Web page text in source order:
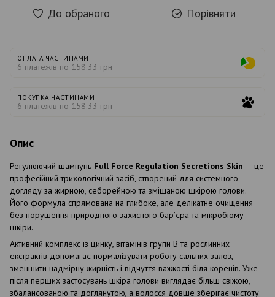
До обраного Порівняти
ОПЛАТА ЧАСТИНАМИ
6 платежів по 158.33 грн
ПОКУПКА ЧАСТИНАМИ
6 платежів по 158.33 грн
Опис
Регулюючий шампунь Full Force Regulation Secretions Skin — це
професійний трихологічний засіб, створений для системного
догляду за жирною, себорейною та змішаною шкірою голови.
Його формула спрямована на глибоке, але делікатне очищення
без порушення природного захисного бар’єра та мікробіому
шкіри.
Активний комплекс із цинку, вітамінів групи B та рослинних
екстрактів допомагає нормалізувати роботу сальних залоз,
зменшити надмірну жирність і відчуття важкості біля коренів. Уже
після перших застосувань шкіра голови виглядає більш свіжою,
збалансованою та доглянутою, а волосся довше зберігає чистоту